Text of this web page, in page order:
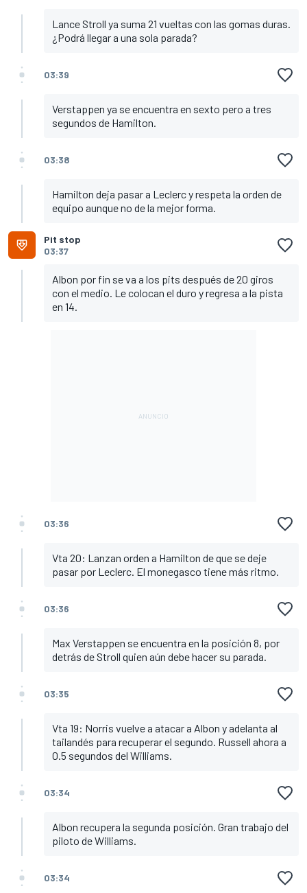
Lance Stroll ya suma 21 vueltas con las gomas duras.
¿Podrá llegar a una sola parada?
03:39
Verstappen ya se encuentra en sexto pero a tres
segundos de Hamilton.
03:38
Hamilton deja pasar a Leclerc y respeta la orden de
equipo aunque no de la mejor forma.
Pit stop
03:37
Albon por fin se va a los pits después de 20 giros
con el medio. Le colocan el duro y regresa a la pista
en 14.
03:36
Vta 20: Lanzan orden a Hamilton de que se deje
pasar por Leclerc. El monegasco tiene más ritmo.
03:36
Max Verstappen se encuentra en la posición 8, por
detrás de Stroll quien aún debe hacer su parada.
03:35
Vta 19: Norris vuelve a atacar a Albon y adelanta al
tailandés para recuperar el segundo. Russell ahora a
0.5 segundos del Williams.
03:34
Albon recupera la segunda posición. Gran trabajo del
piloto de Williams.
03:34